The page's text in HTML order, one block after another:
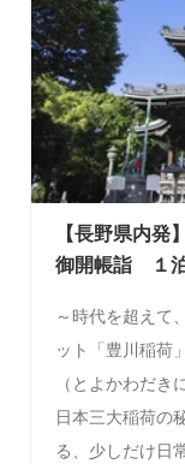
【長野県内
御開帳詣 １
～時代を超えて
ット「豊川稲荷
（とよかわだき
日本三大稲荷の
る、少しだけ日